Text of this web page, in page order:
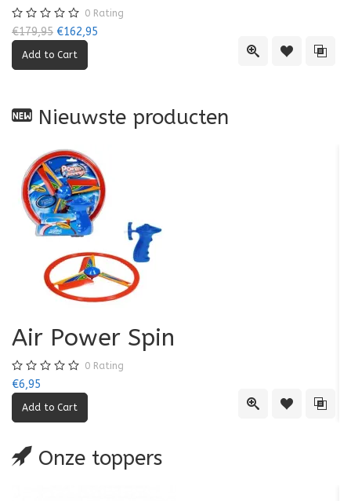
Quick ViewAdd to Add
0 Rating
€179,95 €162,95
Nieuwste producten
Quick ViewAdd to Add
Air Power Spin
0 Rating
€6,95
Onze toppers